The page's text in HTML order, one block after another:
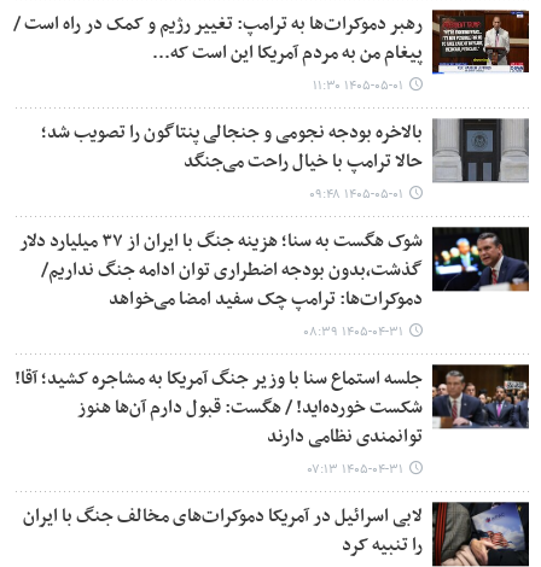
رهبر دموکرات‌ها به ترامپ: تغییر رژیم و کمک در راه است /
پیغام من به مردم آمریکا این است که...
۱۴۰۵-۰۵-۰۱ ۱۱:۳۰
بالاخره بودجه نجومی و جنجالی پنتاگون را تصویب شد؛
حالا ترامپ با خیال راحت می‌جنگد
۱۴۰۵-۰۵-۰۱ ۰۹:۴۸
شوک هگست به سنا؛ هزینه جنگ با ایران از ۳۷ میلیارد دلار
گذشت،بدون بودجه اضطراری توان ادامه جنگ نداریم/
دموکرات‌ها: ترامپ چک سفید امضا می‌خواهد
۱۴۰۵-۰۴-۳۱ ۰۸:۳۹
جلسه استماع سنا با وزیر جنگ آمریکا به مشاجره کشید؛ آقا!
شکست خورده‌اید! / هگست: قبول دارم آن‌ها هنوز
توانمندی نظامی دارند
۱۴۰۵-۰۴-۳۱ ۰۷:۱۳
لابی اسرائیل در آمریکا دموکرات‌های مخالف جنگ با ایران
را تنبیه کرد